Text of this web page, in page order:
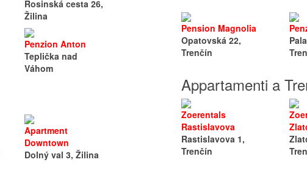
Rosinská cesta 26,
Žilina
Penzion Anton
Teplička nad
Váhom
Apartment
Downtown
Dolný val 3, Žilina
Pension Magnolia
Opatovská 22,
Trenčín
Appartamenti a
Zoerentals
Rastislavova
Rastislavova 1,
Trenčín